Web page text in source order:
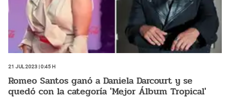
21 Jul 2023 | 0:45 h
Romeo Santos ganó a Daniela Darcourt y se
quedó con la categoría 'Mejor Álbum Tropical'